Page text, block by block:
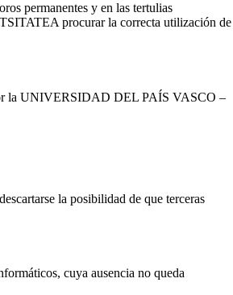
permanentes y en las tertulias
procurar la correcta utilización de
la UNIVERSIDAD DEL PAÍS VASCO –
la posibilidad de que terceras
cuya ausencia no queda